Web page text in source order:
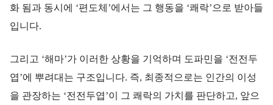
화 됨과 동시에 ‘편도체’에서는 그 행동을 ‘쾌락’으로 받아들
입니다.
그리고 ‘해마’가 이러한 상황을 기억하며 도파민을 ‘전전두
엽’에 뿌려대는 구조입니다. 즉, 최종적으로는 인간의 이성
을 관장하는 ‘전전두엽’이 그 쾌락의 가치를 판단하고, 앞으